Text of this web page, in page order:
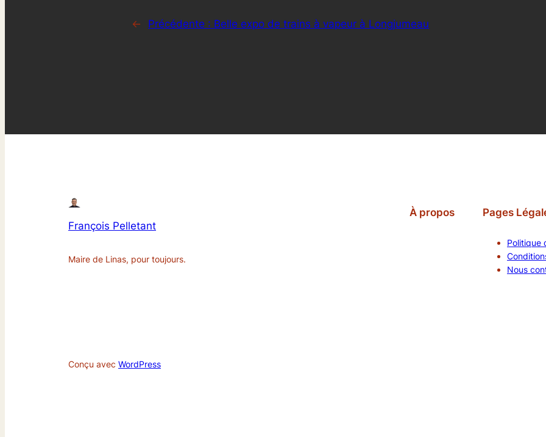
← Précédente : Belle expo de trains à vapeur à Longjumeau
François Pelletant
Maire de Linas, pour toujours.
À propos Pages
Politique
Nous
Conçu avec WordPress